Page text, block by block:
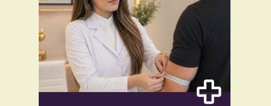
severas ou terrorismo nutricional.